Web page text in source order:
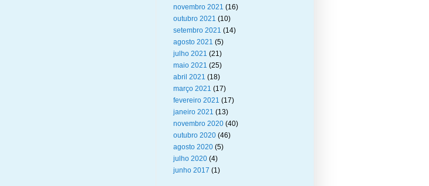
novembro 2021 (16)
outubro 2021 (10)
setembro 2021 (14)
agosto 2021 (5)
julho 2021 (21)
maio 2021 (25)
abril 2021 (18)
março 2021 (17)
fevereiro 2021 (17)
janeiro 2021 (13)
novembro 2020 (40)
outubro 2020 (46)
agosto 2020 (5)
julho 2020 (4)
junho 2017 (1)